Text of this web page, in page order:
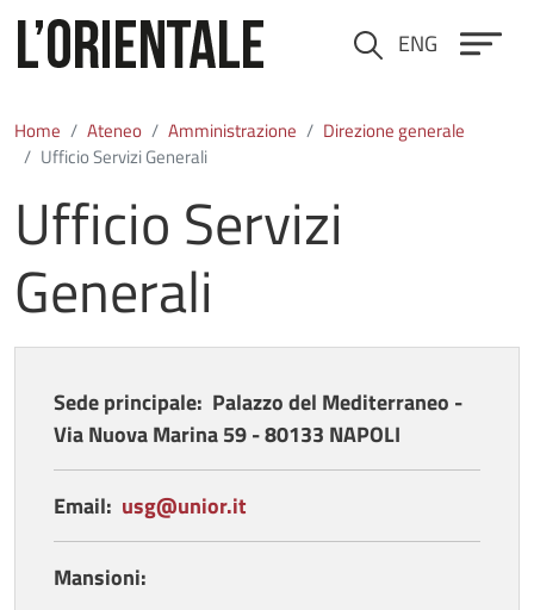
Cerca ENG
Home Ateneo Amministrazione
Direzione generale
Ufficio Servizi Generali
Ufficio Servizi
Generali
Sede principale: Palazzo del Mediterraneo -
Via Nuova Marina 59 - 80133 NAPOLI
Email: usg@unior.it
Mansioni: